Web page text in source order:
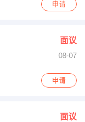
申请
面议
08-07
申请
面议